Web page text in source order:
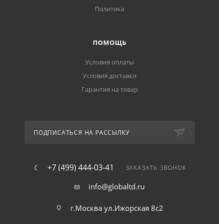
Политика
ПОМОЩЬ
Условия оплаты
Условия доставки
Гарантия на товар
ПОДПИСАТЬСЯ НА РАССЫЛКУ
+7 (499) 444-03-41 ЗАКАЗАТЬ ЗВОНОК
info@globaltd.ru
г.Москва ул.Ижорская 8с2